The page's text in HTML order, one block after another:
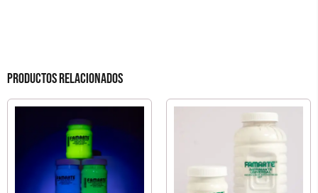
Productos relacionados